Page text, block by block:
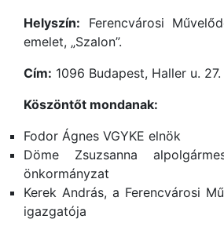
Helyszín: Ferencvárosi
emelet, „Szalon”.
Cím: 1096 Budapest, Haller u. 27.
Köszöntőt mondanak:
Fodor Ágnes VGYKE elnök
Döme Zsuzsanna
önkormányzat
Kerek András, a Ferencvárosi
igazgatója